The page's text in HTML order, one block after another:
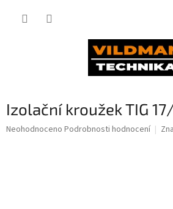
Izolační kroužek TIG
Průměrné
Neohodnoceno Podrobnosti hodnocení